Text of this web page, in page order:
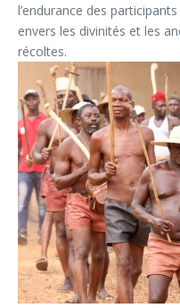
l’endurance des
envers les divinités et les
récoltes.